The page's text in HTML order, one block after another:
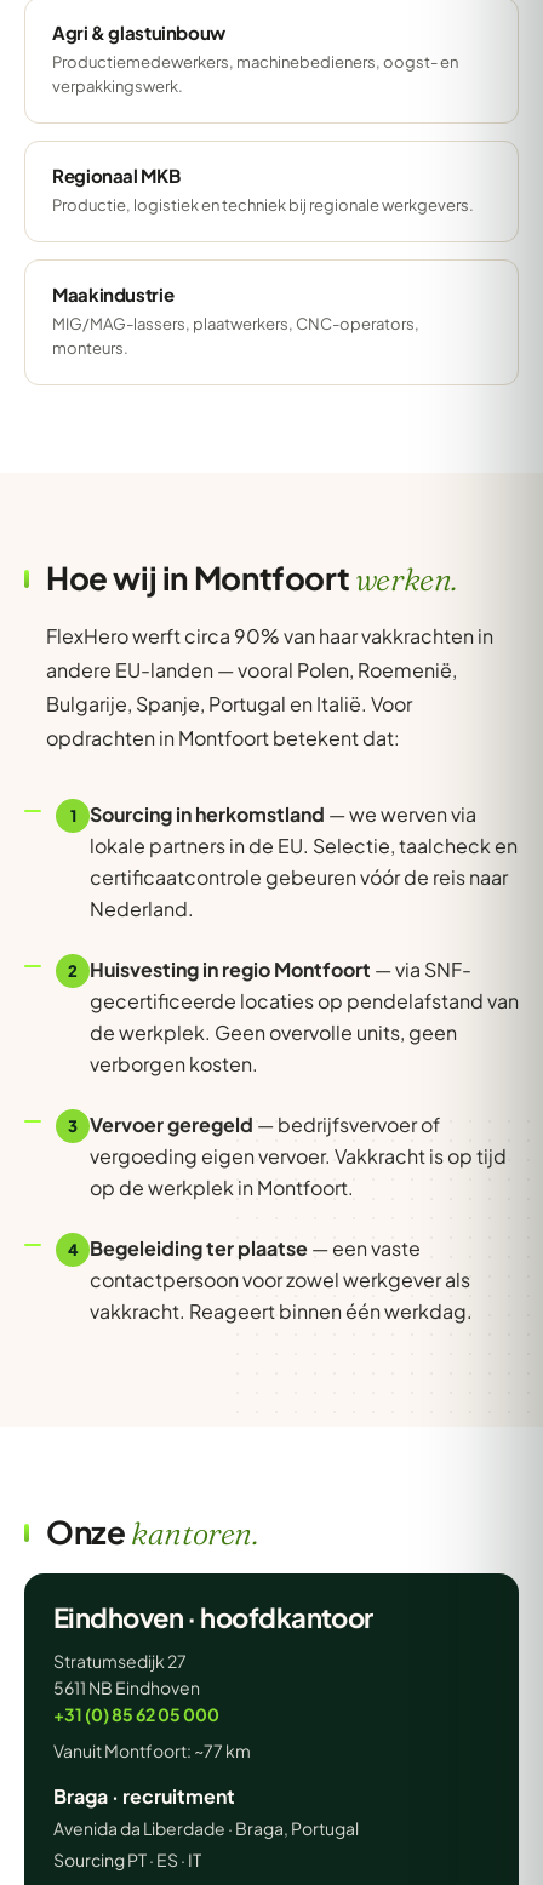
Agri & glastuinbouw
Productiemedewerkers, machinebedieners, oogst- en
verpakkingswerk.
Regionaal MKB
Productie, logistiek en techniek bij regionale werkgevers.
Maakindustrie
MIG/MAG-lassers, plaatwerkers, CNC-operators,
monteurs.
Hoe wij in Montfoortwerken.
FlexHero werft circa 90% van haar vakkrachten in
andere EU-landen — vooral Polen, Roemenië,
Bulgarije, Spanje, Portugal en Italië. Voor
opdrachten in Montfoort betekent dat:
1 Sourcing in herkomstland — we werven via
lokale partners in de EU. Selectie, taalcheck en
certificaatcontrole gebeuren vóór de reis naar
Nederland.
2 Huisvesting in regio Montfoort — via SNF-
gecertificeerde locaties op pendelafstand van
de werkplek. Geen overvolle units, geen
verborgen kosten.
3 Vervoer geregeld — bedrijfsvervoer of
vergoeding eigen vervoer. Vakkracht is op tijd
op de werkplek in Montfoort.
4 Begeleiding ter plaatse— een vaste
contactpersoon voor zowel werkgever als
vakkracht. Reageert binnen één werkdag.
Onzekantoren.
Eindhoven · hoofdkantoor
Stratumsedijk 27
5611 NB Eindhoven
+31 (0) 85 62 05 000
Vanuit Montfoort: ~77 km
Braga · recruitment
Avenida da Liberdade · Braga, Portugal
Sourcing PT · ES · IT